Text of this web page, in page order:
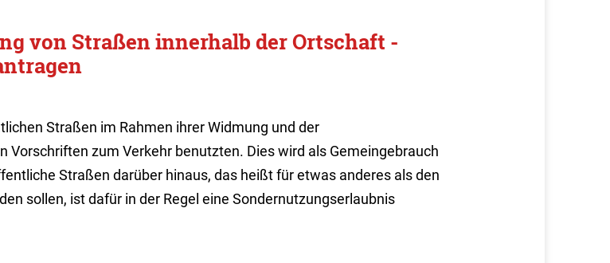
von Straßen innerhalb der Ortschaft -
Straßen im Rahmen ihrer Widmung und der
Vorschriften zum Verkehr benutzten. Dies wird als Gemeingebrauch
Straßen darüber hinaus, das heißt für etwas anderes als den
sollen, ist dafür in der Regel eine Sondernutzungserlaubnis